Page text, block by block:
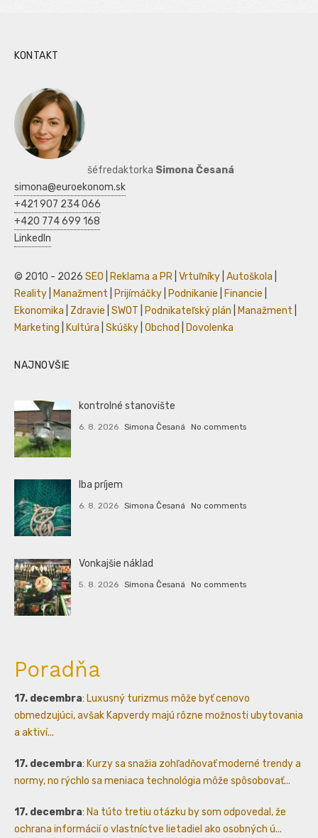
KONTAKT
šéfredaktorka Simona Česaná
simona@euroekonom.sk
+421 907 234 066
+420 774 699 168
LinkedIn
© 2010 - 2026 SEO Reklama a PR Vrtuľníky Autoškola
Reality
Manažment Prijímáčky Podnikanie Financie
Ekonomika
Zdravie SWOT Podnikateľský plán Manažment
Marketing
Kultúra Skúšky Obchod Dovolenka
NAJNOVŠIE
kontrolné stanovište
6. 8. 2026 Simona Česaná No comments
Iba príjem
6. 8. 2026 Simona Česaná No comments
Vonkajšie náklad
5. 8. 2026 Simona Česaná No comments
Poradňa
17. decembra: Luxusný turizmus môže byť cenovo
obmedzujúci, avšak Kapverdy majú rôzne možnosti ubytovania
a aktiví...
17. decembra: Kurzy sa snažia zohľadňovať moderné trendy a
normy, no rýchlo sa meniaca technológia môže spôsobovať...
17. decembra: Na túto tretiu otázku by som odpovedal, že
ochrana informácií o vlastníctve lietadiel ako osobných ú...